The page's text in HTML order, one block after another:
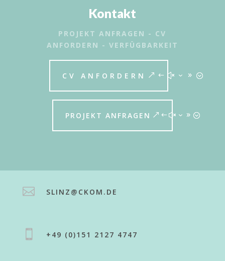
Kontakt
PROJEKT ANFRAGEN - CV
ANFORDERN - VERFÜGBARKEIT
CV ANFORDERN
PROJEKT ANFRAGEN
 SLINZ@CKOM.DE
 +49 (0)151 2127 4747